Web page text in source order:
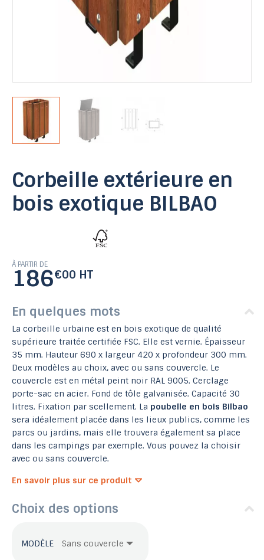
Corbeille extérieure en
bois exotique BILBAO
À PARTIR DE
186€00 HT
En quelques mots
La corbeille urbaine est en bois exotique de qualité
supérieure traitée certifiée FSC. Elle est vernie. Épaisseur
35 mm. Hauteur 690 x largeur 420 x profondeur 300 mm.
Deux modèles au choix, avec ou sans couvercle. Le
couvercle est en métal peint noir RAL 9005. Cerclage
porte-sac en acier. Fond de tôle galvanisée. Capacité 30
litres. Fixation par scellement. La poubelle en bois Bilbao
sera idéalement placée dans les lieux publics, comme les
parcs ou jardins, mais elle trouvera également sa place
dans les campings par exemple. Vous pouvez la choisir
avec ou sans couvercle.
En savoir plus sur ce produit
Choix des options
MODÈLE